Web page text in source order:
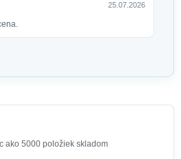
1,90 €
25.07.2026
ako 5000 položiek skladom